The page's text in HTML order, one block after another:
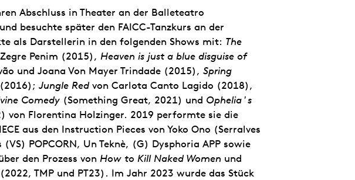
Abschluss in Theater an der Balleteatro
besuchte später den FAICC-Tanzkurs an der
als Darstellerin in den folgenden Shows mit: The
Penim (2015), Heaven is just a blue disguise of
und Joana Von Mayer Trindade (2015), Spring
(2016);Jungle Redvon Carlota Canto Lagido (2018),
Comedy (Something Great, 2021) und Ophelia's
von Florentina Holzinger. 2019 performte sie die
aus den Instruction Pieces von Yoko Ono (Serralves
POPCORN, Un Teknè, (G) Dysphoria APP sowie
den Prozess von How to Kill Naked Women und
TMP und PT23). Im Jahr 2023 wurde das Stück